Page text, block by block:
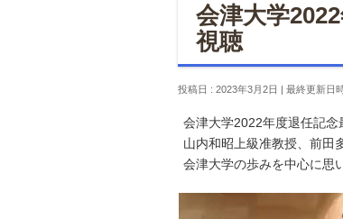
会津大学
視聴
投稿日 : 2023年3月2日 最終更新日
会津大学2022年度退任記念
山内和昭上級准教授、前田
会津大学の歩みを中心に思